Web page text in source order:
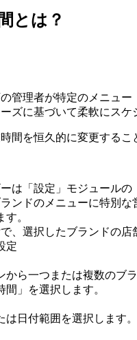
とは？
管理者が特定のメニュ
ズに基づいて柔軟にスケ
間を恒久的に変更する
は「設定」モジュール
ンドのメニューに特別
。
、選択したブランドの店
定
ら一つまたは複数のブ
」を選択します。
日付範囲を選択します。